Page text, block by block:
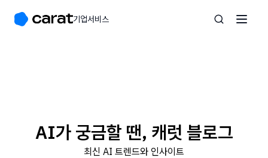
기업서비스
AI가 궁금할 땐, 캐럿 블로그
최신 AI 트렌드와 인사이트